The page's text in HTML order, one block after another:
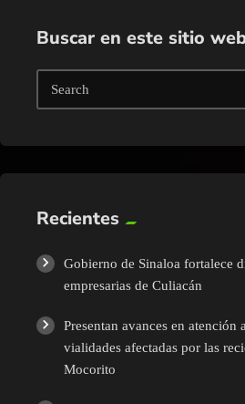
Buscar en este sitio
Search
Recientes
Gobierno de Sinaloa fortalece
empresarias de Culiacán
Presentan avances en atención
vialidades afectadas por las
Mocorito